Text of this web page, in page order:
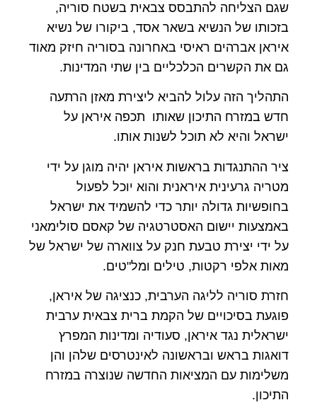
שגם הצליחה להתבסס צבאית בשטח סוריה,
בזכותו של הנשיא בשאר אסד, ביקורו של נשיא
איראן אברהים ראיסי באחרונה בסוריה חיזק מאוד
גם את הקשרים הכלכליים בין שתי המדינות.
התהליך הזה עלול להביא ליצירת מאזן הרתעה
חדש במזרח התיכון שאותו תכפה איראן על
ישראל והיא לא תוכל לשנות אותו.
ציר ההתנגדות בראשות איראן יהיה מוגן על ידי
מטריה גרעינית איראנית והוא יוכל לפעול
בחופשיות גדולה יותר כדי להשמיד את ישראל
באמצעות יישום האסטרטגיה של קאסם סולימאני
על ידי יצירת טבעת חנק על צווארה של ישראל של
מאות אלפי רקטות, טילים ומל"טים.
חזרת סוריה לליגה הערבית, כנציגה של איראן,
פוגעת בסיכויים של הקמת ברית צבאית ערבית
ישראלית נגד איראן, סעודיה ומדינות המפרץ
דואגות בראש ובראשונה לאינטרסים שלהן והן
משלימות עם המציאות החדשה שנוצרה במזרח
התיכון.